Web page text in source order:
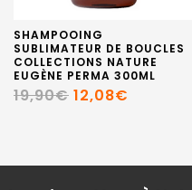
SHAMPOOING
SUBLIMATEUR DE BOUCLES
COLLECTIONS NATURE
EUGÈNE PERMA 300ML
19,90€ 12,08€